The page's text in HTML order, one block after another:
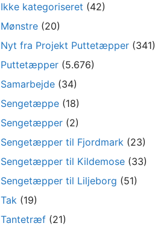
Ikke kategoriseret (42)
Mønstre (20)
Nyt fra Projekt Puttetæpper (341)
Puttetæpper (5.676)
Samarbejde (34)
Sengetæppe (18)
Sengetæpper (2)
Sengetæpper til Fjordmark (23)
Sengetæpper til Kildemose (33)
Sengetæpper til Liljeborg (51)
Tak (19)
Tantetræf (21)